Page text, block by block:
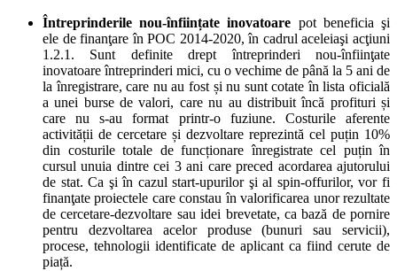
Întreprinderile nou-înființate inovatoare pot beneficia şi
ele de finanţare înPOC 2014-2020, în cadrul aceleiaşi acţiuni
1.2.1 . Sunt definite drept întreprinderi nou-înfiinţate
inovatoare întreprinderi mici, cu o vechime de până la 5 ani de
la înregistrare, care nuau fost și nu sunt cotate în lista oficială
a unei burse de valori, care nu au distribuit încă profituri și
care nu s-au format printr-o fuziune. Costurile aferente
activității de cercetare și dezvoltare reprezintă cel puțin 10%
din costurile totale de funcționare înregistrate cel puțin în
cursulunuia dintre cei 3 ani care preced acordarea ajutorului
de stat. Ca şi în cazul start-upurilor şi al spin-offurilor, vor fi
finanţate proiectele care constau în valorificarea unor rezultate
de cercetare-dezvoltare sau idei brevetate, ca bază de pornire
pentru dezvoltarea acelor produse (bunuri sau servicii),
procese, tehnologii identificate de aplicant ca fiind cerute de
piață.